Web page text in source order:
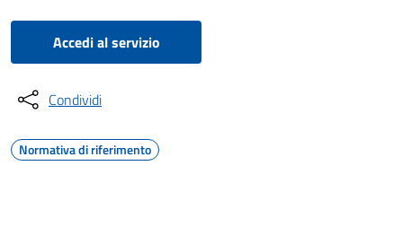
Accedi al servizio
Condividi
Normativa di riferimento